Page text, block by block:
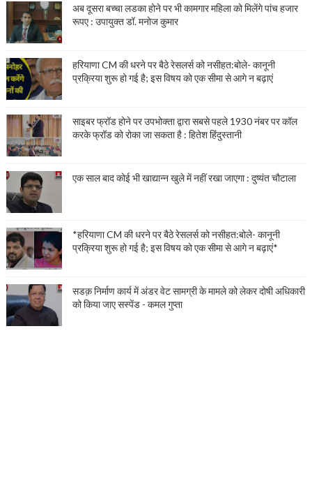
अब दूसरा बच्चा लडका होने पर भी कामगार महिला को मिलेंगे पांच हजार
रूपए : उपायुक्त डॉ. मनोज कुमार
हरियाणा CM की धरने पर बैठे रेसलर्स को नसीहत:बोले- कानूनी
प्रक्रिया शुरू हो गई है; इस विषय को एक सीमा से आगे न बढ़ाएं
साइबर फ्रॉड होने पर उपभोक्ता द्वारा सबसे पहले 1930 नंबर पर कॉल
करके फ्रॉड को रोका जा सकता है : हितेश हिंदुस्तानी
एक साल बाद कोई भी खाद्यान्न खुले में नहीं रखा जाएगा : दुष्यंत चौटाला
*हरियाणा CM की धरने पर बैठे रेसलर्स को नसीहत:बोले- कानूनी
प्रक्रिया शुरू हो गई है; इस विषय को एक सीमा से आगे न बढ़ाएं*
सडक़ निर्माण कार्य में अंडर वेट सामग्री के मामले को लेकर दोषी अधिकारी
को किया जाए सस्पेंड - कमल गुप्ता